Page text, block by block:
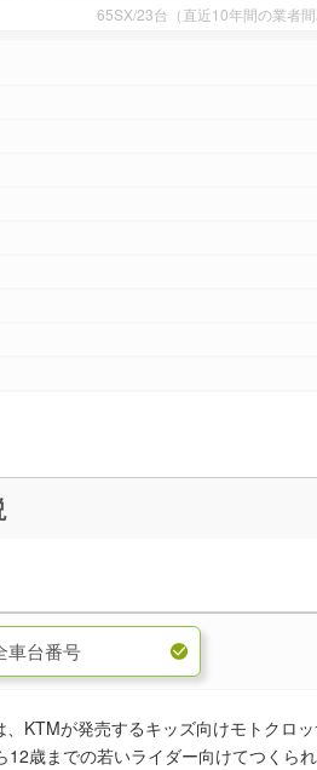
65SX/23台（直近10年間の業者
、KTMが発売するキッズ向けモトクロッ
12歳までの若いライダー向けてつくら